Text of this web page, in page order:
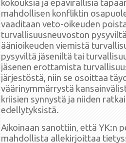
kokouksia ja epävirallisia
mahdollisen konfliktin
vaaditaan veto-oikeuden
turvallisuusneuvoston
äänioikeuden viemistä
pysyviltä jäseniltä tai
jäsenen erottamista
järjestöstä, niin se osoittaa
väärinymmärrystä
kriisien synnystä ja niiden
edellytyksistä.
Aikoinaan sanottiin, että YK:n
mahdollista allekirjoittaa